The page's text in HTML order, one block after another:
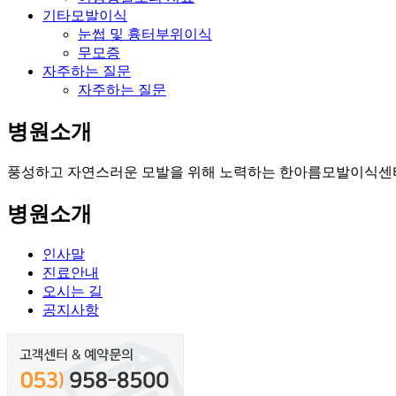
기타모발이식
눈썹 및 흉터부위이식
무모증
자주하는 질문
자주하는 질문
병원소개
풍성하고 자연스러운 모발을 위해 노력하는 한아름모발이식센
병원소개
인사말
진료안내
오시는 길
공지사항